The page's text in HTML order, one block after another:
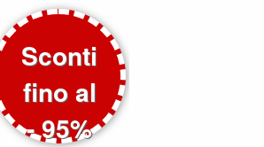
Sconti
fino al
- 95%